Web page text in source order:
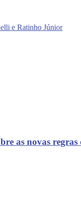
e Ratinho Júnior
as novas regras